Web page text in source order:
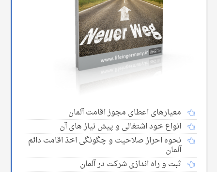
معیارهای اعطای مجوز اقامت آلمان
انواع خود اشتغالی و پیش نیاز های آن
نحوه احراز صلاحیت و چگونگی اخذ اقامت دائم
آلمان
ثبت و راه اندازی شرکت در آلمان